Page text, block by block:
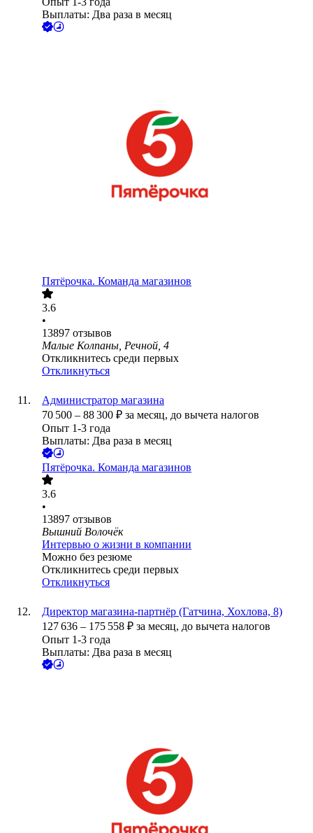
Выплаты: Два раза в месяц
Пятёрочка. Команда магазинов
3.6
•
13897 отзывов
Малые Колпаны, Речной, 4
Откликнитесь среди первых
Откликнуться
Администратор магазина
70 500 – 88 300 ₽ за месяц, до вычета налогов
Опыт 1-3 года
Выплаты: Два раза в месяц
Пятёрочка. Команда магазинов
3.6
•
13897 отзывов
Вышний Волочёк
Интервью о жизни в компании
Можно без резюме
Откликнитесь среди первых
Откликнуться
Директор магазина-партнёр (Гатчина, Хохлова, 8)
127 636 – 175 558 ₽ за месяц, до вычета налогов
Опыт 1-3 года
Выплаты: Два раза в месяц